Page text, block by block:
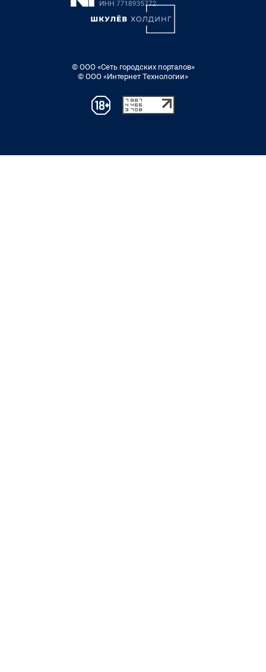
© ООО «Сеть городских порталов»
© ООО «Интернет Технологии»